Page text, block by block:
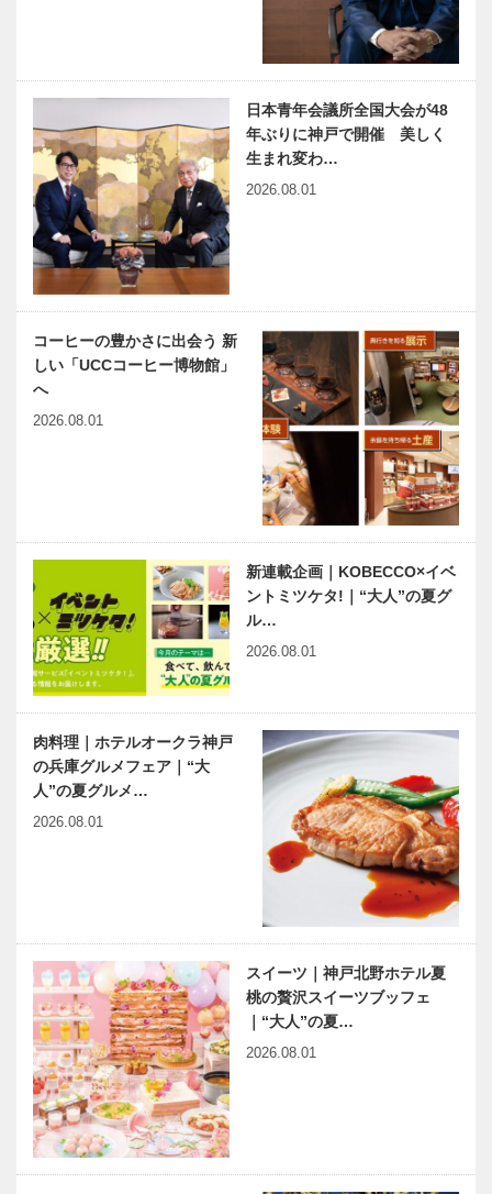
日本青年会議所全国大会が48
年ぶりに神戸で開催 美しく
生まれ変わ…
2026.08.01
コーヒーの豊かさに出会う 新
しい「UCCコーヒー博物館」
へ
2026.08.01
新連載企画｜KOBECCO×イベ
ントミツケタ!｜“大人”の夏グ
ル…
2026.08.01
肉料理｜ホテルオークラ神戸
の兵庫グルメフェア｜“大
人”の夏グルメ…
2026.08.01
スイーツ｜神戸北野ホテル夏
桃の贅沢スイーツブッフェ
｜“大人”の夏…
2026.08.01